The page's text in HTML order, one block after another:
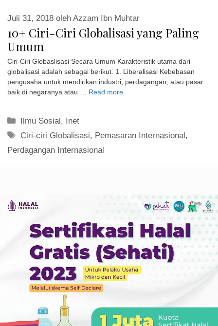
10+ Ciri-Ciri Globalisasi yang Paling
Umum
Juli 31, 2018 oleh Azzam Ibn Muhtar
Ciri-Ciri Globaslisasi Secara Umum Karakteristik utama dari
globalisasi adalah sebagai berikut. 1. Liberalisasi Kebebasan
pengusaha untuk mendirikan industri, perdagangan, atau pasar
baik di negaranya atau … Read more
Kategori
Ilmu Sosial, Inet
Tag
Ciri-ciri Globalisasi, Pemasaran Internasional,
Perdagangan Internasional